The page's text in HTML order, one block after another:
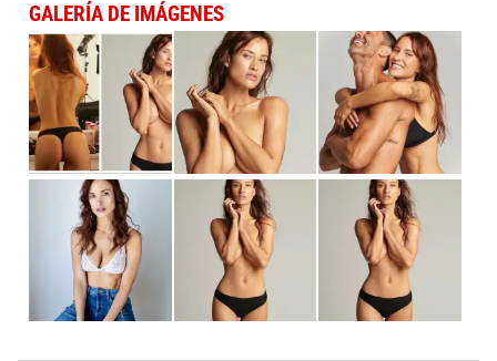
GALERÍA DE IMÁGENES